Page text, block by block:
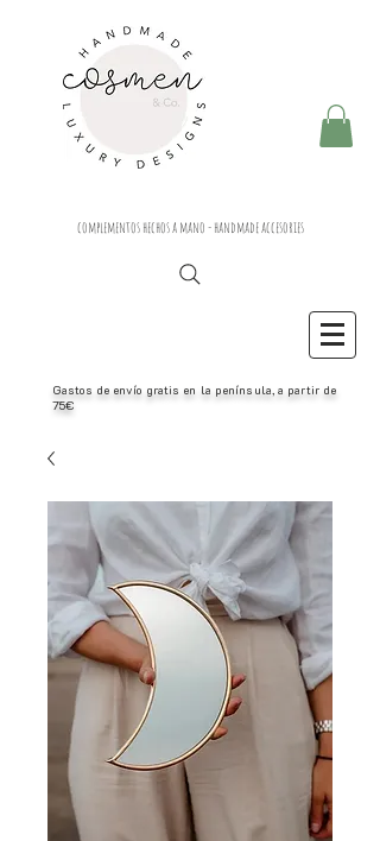
complementos hechos a mano - handmade accesories
Gastos de envío gratis en la península, a partir de
75€